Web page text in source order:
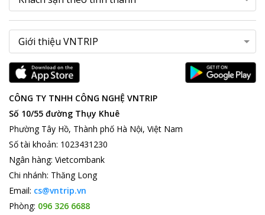
CÔNG TY TNHH CÔNG NGHỆ VNTRIP
Số 10/55 đường Thụy Khuê
Phường Tây Hồ, Thành phố Hà Nội, Việt Nam
Số tài khoản: 1023431230
Ngân hàng: Vietcombank
Chi nhánh: Thăng Long
Email: cs@vntrip.vn
Phòng: 096 326 6688